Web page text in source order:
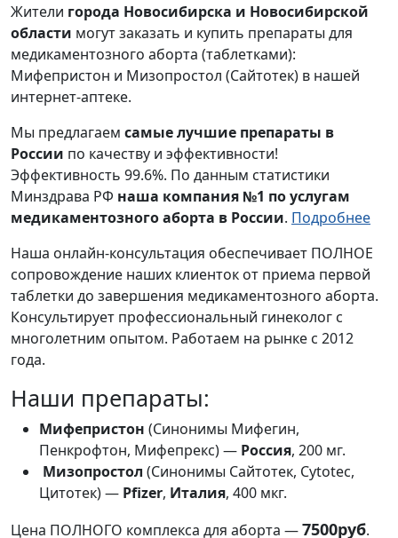
Жители города Новосибирска и Новосибирской
области могут заказать и купить препараты для
медикаментозного аборта (таблетками):
Мифепристон и Мизопростол (Сайтотек) в нашей
интернет-аптеке.
Мы предлагаем самые лучшие препараты в
России по качеству и эффективности!
Эффективность 99.6%. По данным статистики
Минздрава РФ наша компания №1 по услугам
медикаментозного аборта в России. Подробнее
Наша онлайн-консультация обеспечивает ПОЛНОЕ
сопровождение наших клиенток от приема первой
таблетки до завершения медикаментозного аборта.
Консультирует профессиональный гинеколог с
многолетним опытом. Работаем на рынке с 2012
года.
Наши препараты:
Мифепристон (Синонимы Мифегин,
Пенкрофтон, Мифепрекс) — Россия, 200 мг.
Мизопростол (Синонимы Сайтотек, Cytotec,
Цитотек) — Pfizer, Италия, 400 мкг.
Цена ПОЛНОГО комплекса для аборта —7500руб.